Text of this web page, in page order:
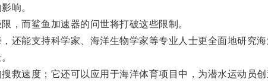
响。
而鲨鱼加速器的问世将打破这些限制。
能支持科学家、海洋生物学家等专业人士更全面地研究海
速度；它还可以应用于海洋体育项目中，为潜水运动员创